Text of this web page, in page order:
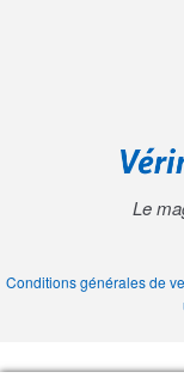
Le
Conditions générales de